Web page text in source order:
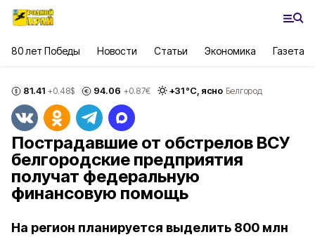
80 лет Победы Новости Статьи Экономика Газета
81.41 +0.48$ 94.06 +0.87€ +31°С, ясно Белгород
Пострадавшие от обстрелов ВСУ
белгородские предприятия
получат федеральную
финансовую помощь
На регион планируется выделить 800 млн